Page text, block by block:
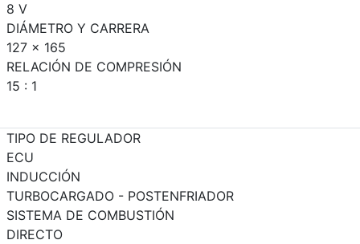
8 V
DIÁMETRO Y CARRERA
127 x 165
RELACIÓN DE COMPRESIÓN
15 : 1
TIPO DE REGULADOR
ECU
INDUCCIÓN
TURBOCARGADO - POSTENFRIADOR
SISTEMA DE COMBUSTIÓN
DIRECTO